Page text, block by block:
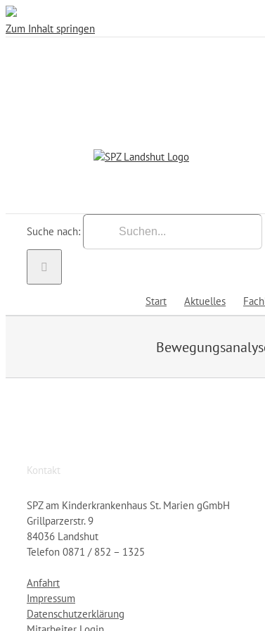
Zum Inhalt springen
Suche nach:
Start Aktuelles
Kontakt
SPZ am Kinderkrankenhaus St. Marien gGmbH
Grillparzerstr. 9
84036 Landshut
Telefon 0871 / 852 – 1325
Anfahrt
Impressum
Datenschutzerklärung